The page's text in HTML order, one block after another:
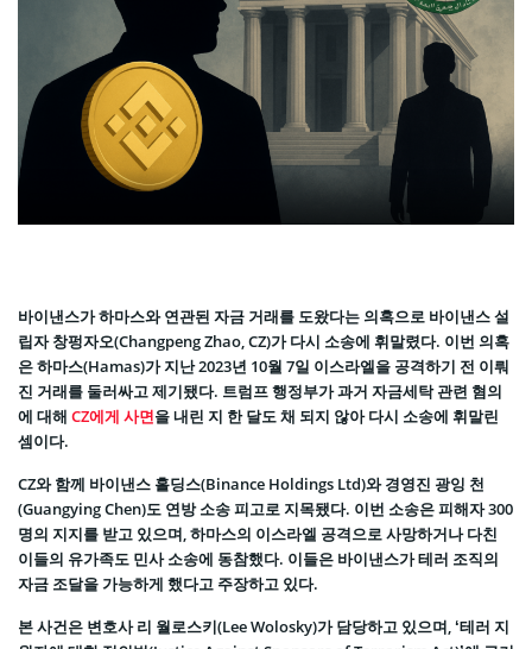
바이낸스가 하마스와 연관된 자금 거래를 도왔다는 의혹으로 바이낸스 설
립자 창펑자오(Changpeng Zhao, CZ)가 다시 소송에 휘말렸다. 이번 의혹
은 하마스(Hamas)가 지난 2023년 10월 7일 이스라엘을 공격하기 전 이뤄
진 거래를 둘러싸고 제기됐다. 트럼프 행정부가 과거 자금세탁 관련 혐의
에 대해 CZ에게 사면을 내린 지 한 달도 채 되지 않아 다시 소송에 휘말린
셈이다.
CZ와 함께 바이낸스 홀딩스(Binance Holdings Ltd)와 경영진 광잉 천
(Guangying Chen)도 연방 소송 피고로 지목됐다. 이번 소송은 피해자 300
명의 지지를 받고 있으며, 하마스의 이스라엘 공격으로 사망하거나 다친
이들의 유가족도 민사 소송에 동참했다. 이들은 바이낸스가 테러 조직의
자금 조달을 가능하게 했다고 주장하고 있다.
본 사건은 변호사 리 월로스키(Lee Wolosky)가 담당하고 있으며, ‘테러 지